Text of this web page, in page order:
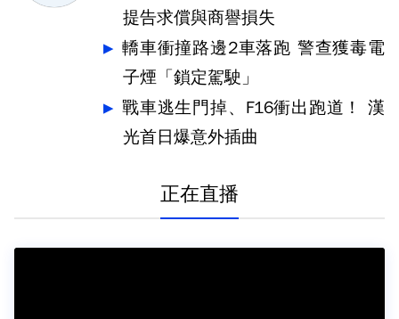
提告求償與商譽損失
轎車衝撞路邊2車落跑 警查獲毒電
子煙「鎖定駕駛」
戰車逃生門掉、F16衝出跑道！ 漢
光首日爆意外插曲
正在直播